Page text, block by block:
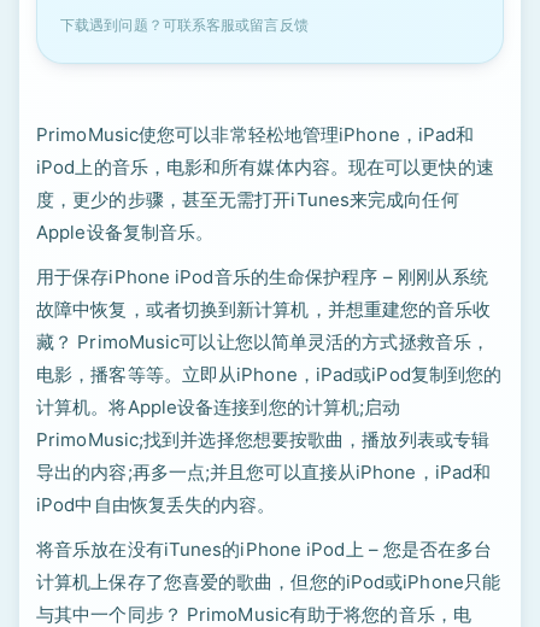
下载遇到问题？可联系客服或留言反馈
PrimoMusic使您可以非常轻松地管理iPhone，iPad和
iPod上的音乐，电影和所有媒体内容。现在可以更快的速
度，更少的步骤，甚至无需打开iTunes来完成向任何
Apple设备复制音乐。
用于保存iPhone iPod音乐的生命保护程序 – 刚刚从系统
故障中恢复，或者切换到新计算机，并想重建您的音乐收
藏？ PrimoMusic可以让您以简单灵活的方式拯救音乐，
电影，播客等等。立即从iPhone，iPad或iPod复制到您的
计算机。将Apple设备连接到您的计算机;启动
PrimoMusic;找到并选择您想要按歌曲，播放列表或专辑
导出的内容;再多一点;并且您可以直接从iPhone，iPad和
iPod中自由恢复丢失的内容。
将音乐放在没有iTunes的iPhone iPod上 – 您是否在多台
计算机上保存了您喜爱的歌曲，但您的iPod或iPhone只能
与其中一个同步？ PrimoMusic有助于将您的音乐，电